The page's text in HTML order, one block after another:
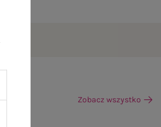
Zobacz wszystko